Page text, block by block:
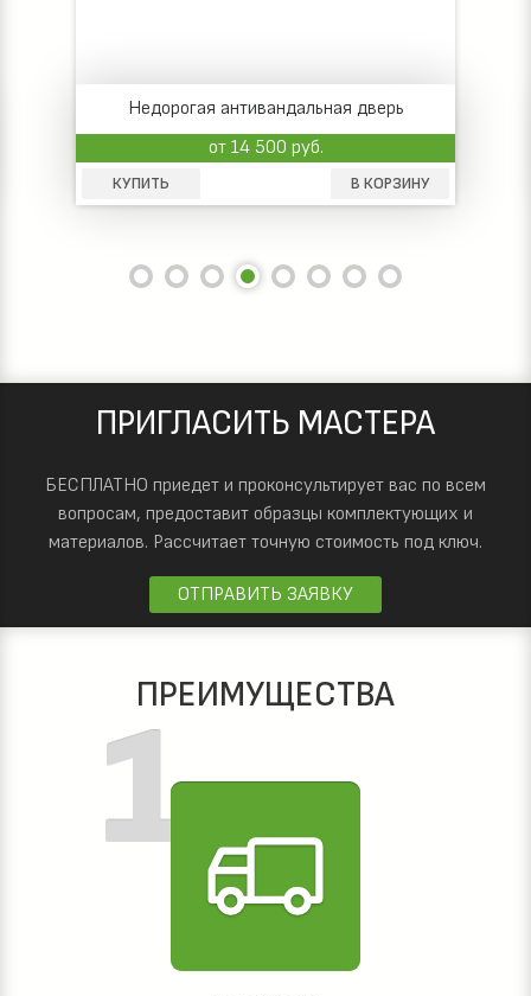
Недорогая антивандальная дверь
от 14 500 руб.
КУПИТЬ В КОРЗИНУ
ПРИГЛАСИТЬ МАСТЕРА
БЕСПЛАТНО приедет и проконсультирует вас по всем
вопросам, предоставит образцы комплектующих и
материалов. Рассчитает точную стоимость под ключ.
ОТПРАВИТЬ ЗАЯВКУ
ПРЕИМУЩЕСТВА